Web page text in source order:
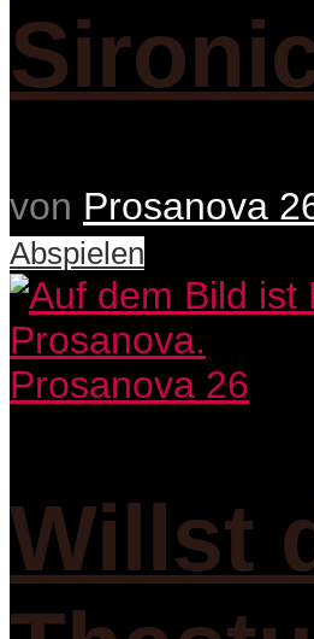
von Prosanova
Abspielen
Prosanova 26
Willst